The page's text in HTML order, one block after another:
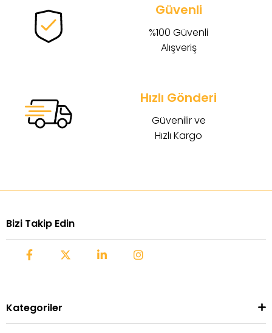
Güvenli
%100 Güvenli
Alışveriş
Hızlı Gönderi
Güvenilir ve
Hızlı Kargo
Bizi Takip Edin
Kategoriler